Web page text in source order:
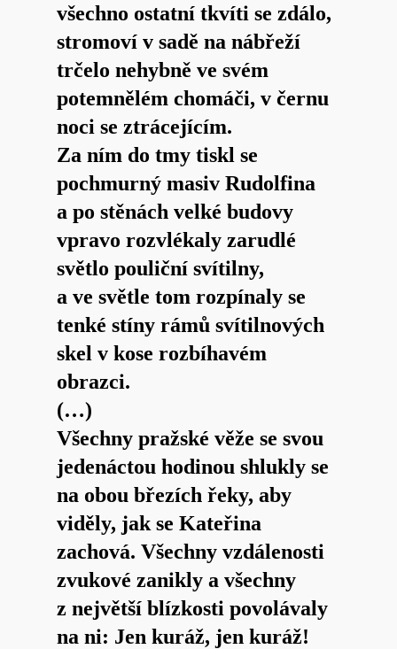
všechno ostatní tkvíti se zdálo,
stromoví v sadě na nábřeží
trčelo nehybně ve svém
potemnělém chomáči, v černu
noci se ztrácejícím.
Za ním do tmy tiskl se
pochmurný masiv Rudolfina
a po stěnách velké budovy
vpravo rozvlékaly zarudlé
světlo pouliční svítilny,
a ve světle tom rozpínaly se
tenké stíny rámů svítilnových
skel v kose rozbíhavém
obrazci.
(…)
Všechny pražské věže se svou
jedenáctou hodinou shlukly se
na obou březích řeky, aby
viděly, jak se Kateřina
zachová. Všechny vzdálenosti
zvukové zanikly a všechny
z největší blízkosti povolávaly
na ni: Jen kuráž, jen kuráž!